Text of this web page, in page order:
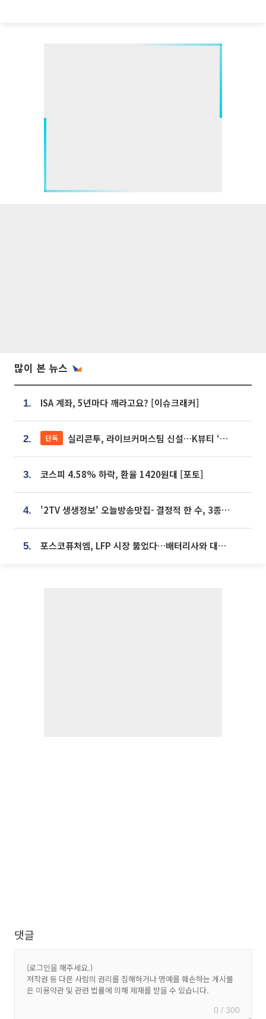
많이 본 뉴스
1. ISA 계좌, 5년마다 깨라고요? [이슈크래커]
2. 단독 실리콘투, 라이브커머스팀 신설…K뷰티 ‘글로벌 판매망’ 확대[K뷰티 라방戰]
3. 코스피 4.58% 하락, 환율 1420원대 [포토]
4. '2TV 생생정보' 오늘방송맛집- 결정적 한 수, 3종 메밀면! 메밀 소바 맛집 '의○○○○'
5. 포스코퓨처엠, LFP 시장 뚫었다…배터리사와 대규모 장기 공급 합의
댓글
0 / 300